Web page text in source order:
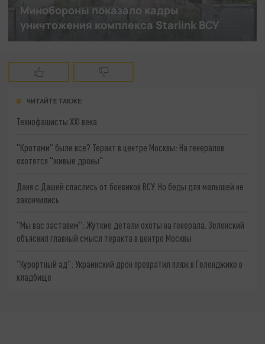
ЧИТАЙТЕ ТАКЖЕ:
Технофашисты XXI века
"Кротами" были все? Теракт в центре Москвы: На генералов
охотятся "живые дроны"
Даня с Дашей спаслись от боевиков ВСУ. Но беды для малышей не
закончились
"Мы вас заставим": Жуткие детали охоты на генерала. Зеленский
объяснил главный смысл теракта в центре Москвы
"Курортный ад": Украинский дрон превратил пляж в Геленджике в
кладбище